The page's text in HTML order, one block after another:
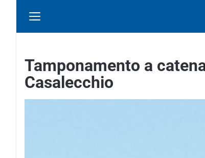
Tamponamento a
Casalecchio